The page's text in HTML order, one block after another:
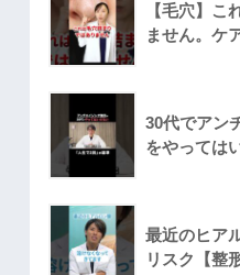
【毛穴】こ
ません。ケ
30代でアン
をやっては
最近のヒア
リスク【整